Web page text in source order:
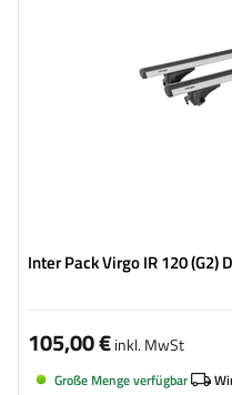
Inter Pack Virgo IR 120
105,00 €inkl. MwSt
Große Menge verfügbar